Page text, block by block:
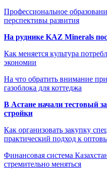
Профессиональное
перспективы развития
На руднике KAZ Minerals
Как меняется культура
экономии
На что обратить внимание
газоблока для коттеджа
В Астане начали тестовый
стройки
Как организовать закупку
практический подход к
Финансовая система
стремительно меняться